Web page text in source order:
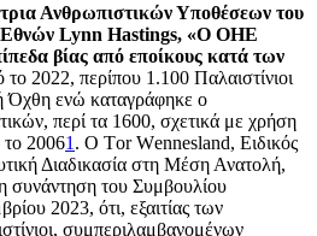
Ανθρωπιστικών Υποθέσεων του
Lynn Hastings, «Ο ΟΗΕ
βίας από εποίκους κατά των
το 2022, περίπου 1.100 Παλαιστίνιοι
Όχθη ενώ καταγράφηκε ο
περί τα 1600, σχετικά με χρήση
το 20061 . O TorWennesland, Ειδικός
Διαδικασία στη Μέση Ανατολή,
συνάντηση του Συμβουλίου
2023, ότι, εξαιτίας των
συμπεριλαμβανομένων